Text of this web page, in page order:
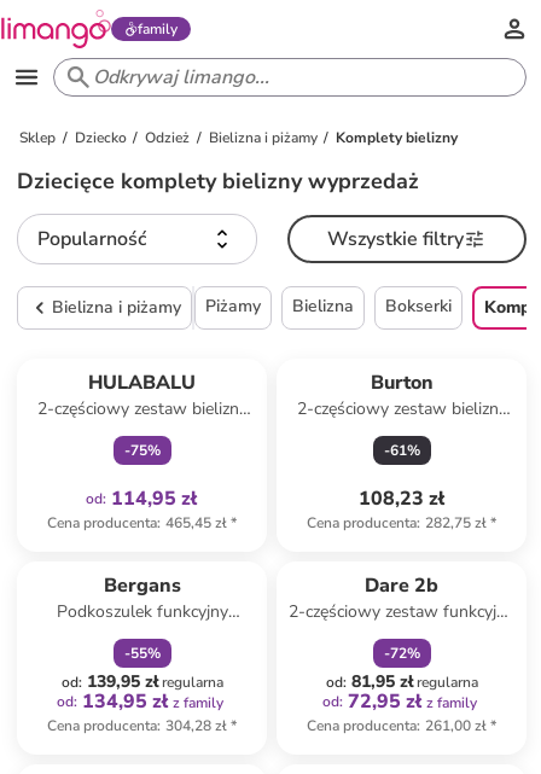
family
Sklep Dziecko Odzież Bielizna i piżamy Komplety bielizny
Dziecięce komplety bielizny wyprzedaż
Popularność Wszystkie filtry
Bielizna i piżamy Piżamy Bielizna Bokserki
HULABALU
2-częściowy zestaw bielizny
funkcyjnej w kolorze czarnym
-75%
od: 114,95 zł
Cena producenta: 465,45 zł*
Burton
2-częściowy zestaw bielizny
funkcyjnej "Lightweight" ze
wzorem
-61%
108,23 zł
Cena producenta: 282,75 zł*
Bergans
Podkoszulek funkcyjny
"Pureerino" w kolorze
niebieskim
-55%
od: 139,95 złregularna
od: 134,95 zł z family
Cena producenta: 304,28 zł*
Dare 2b
2-częściowy zestaw funkcyjny
"In The Zone III" w kolorze
różowym
-72%
od: 81,95 złregularna
od: 72,95 zł z family
Cena producenta: 261,00 zł*